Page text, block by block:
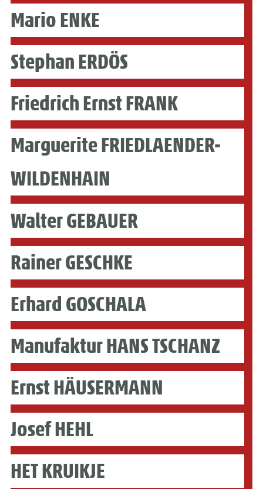
Mario ENKE
Stephan ERDÖS
Friedrich Ernst FRANK
Marguerite FRIEDLAENDER-
WILDENHAIN
Walter GEBAUER
Rainer GESCHKE
Erhard GOSCHALA
Manufaktur HANS TSCHANZ
Ernst HÄUSERMANN
Josef HEHL
HET KRUIKJE